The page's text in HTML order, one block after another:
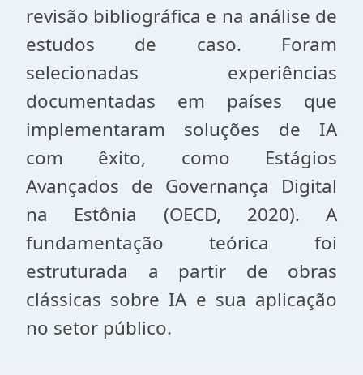
revisão bibliográfica e na análise de
estudos de caso. Foram
selecionadas experiências
documentadas em países que
implementaram soluções de IA
com êxito, como Estágios
Avançados de Governança Digital
na Estônia (OECD, 2020). A
fundamentação teórica foi
estruturada a partir de obras
clássicas sobre IA e sua aplicação
no setor público.